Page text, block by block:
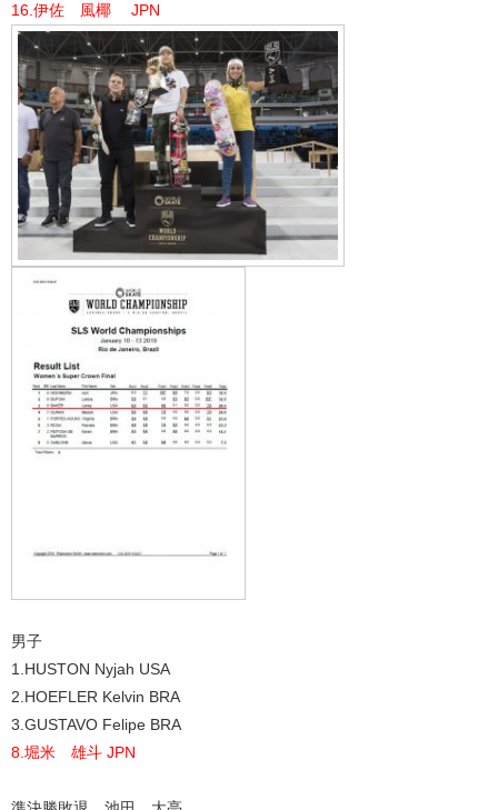
16.伊佐 風椰 JPN
男子
1.HUSTON Nyjah USA
2.HOEFLER Kelvin BRA
3.GUSTAVO Felipe BRA
8.堀米 雄斗 JPN